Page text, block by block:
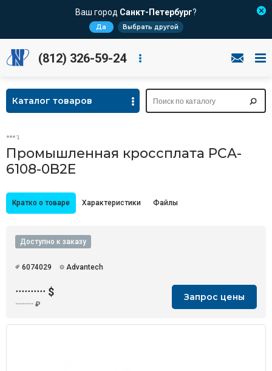
Ваш город Санкт-Петербург?
Да Выбрать другой
(812) 326-59-24
Каталог товаров
Промышленная кроссплата PCA-
6108-0B2E
Кратко о товаре Характеристики Файлы
Доступно к заказу
6074029 Advantech
·········· $
·········· ₽
Запрос цены